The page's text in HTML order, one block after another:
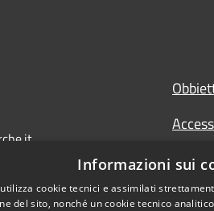
Informazioni sui
cookie tecnici e assimilati
del sito, nonché un cookie tecnico